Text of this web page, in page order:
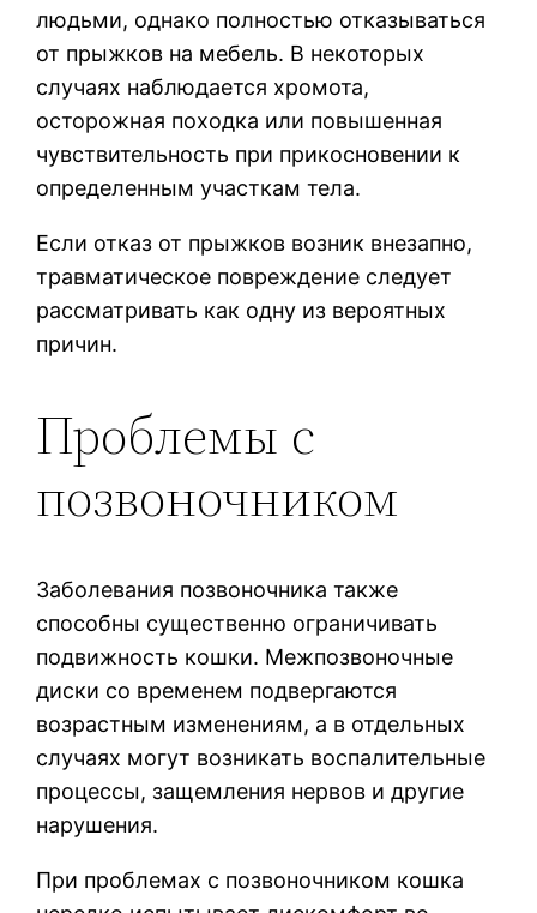
людьми, однако полностью отказываться
от прыжков на мебель. В некоторых
случаях наблюдается хромота,
осторожная походка или повышенная
чувствительность при прикосновении к
определенным участкам тела.
Если отказ от прыжков возник внезапно,
травматическое повреждение следует
рассматривать как одну из вероятных
причин.
Проблемы с
позвоночником
Заболевания позвоночника также
способны существенно ограничивать
подвижность кошки. Межпозвоночные
диски со временем подвергаются
возрастным изменениям, а в отдельных
случаях могут возникать воспалительные
процессы, защемления нервов и другие
нарушения.
При проблемах с позвоночником кошка